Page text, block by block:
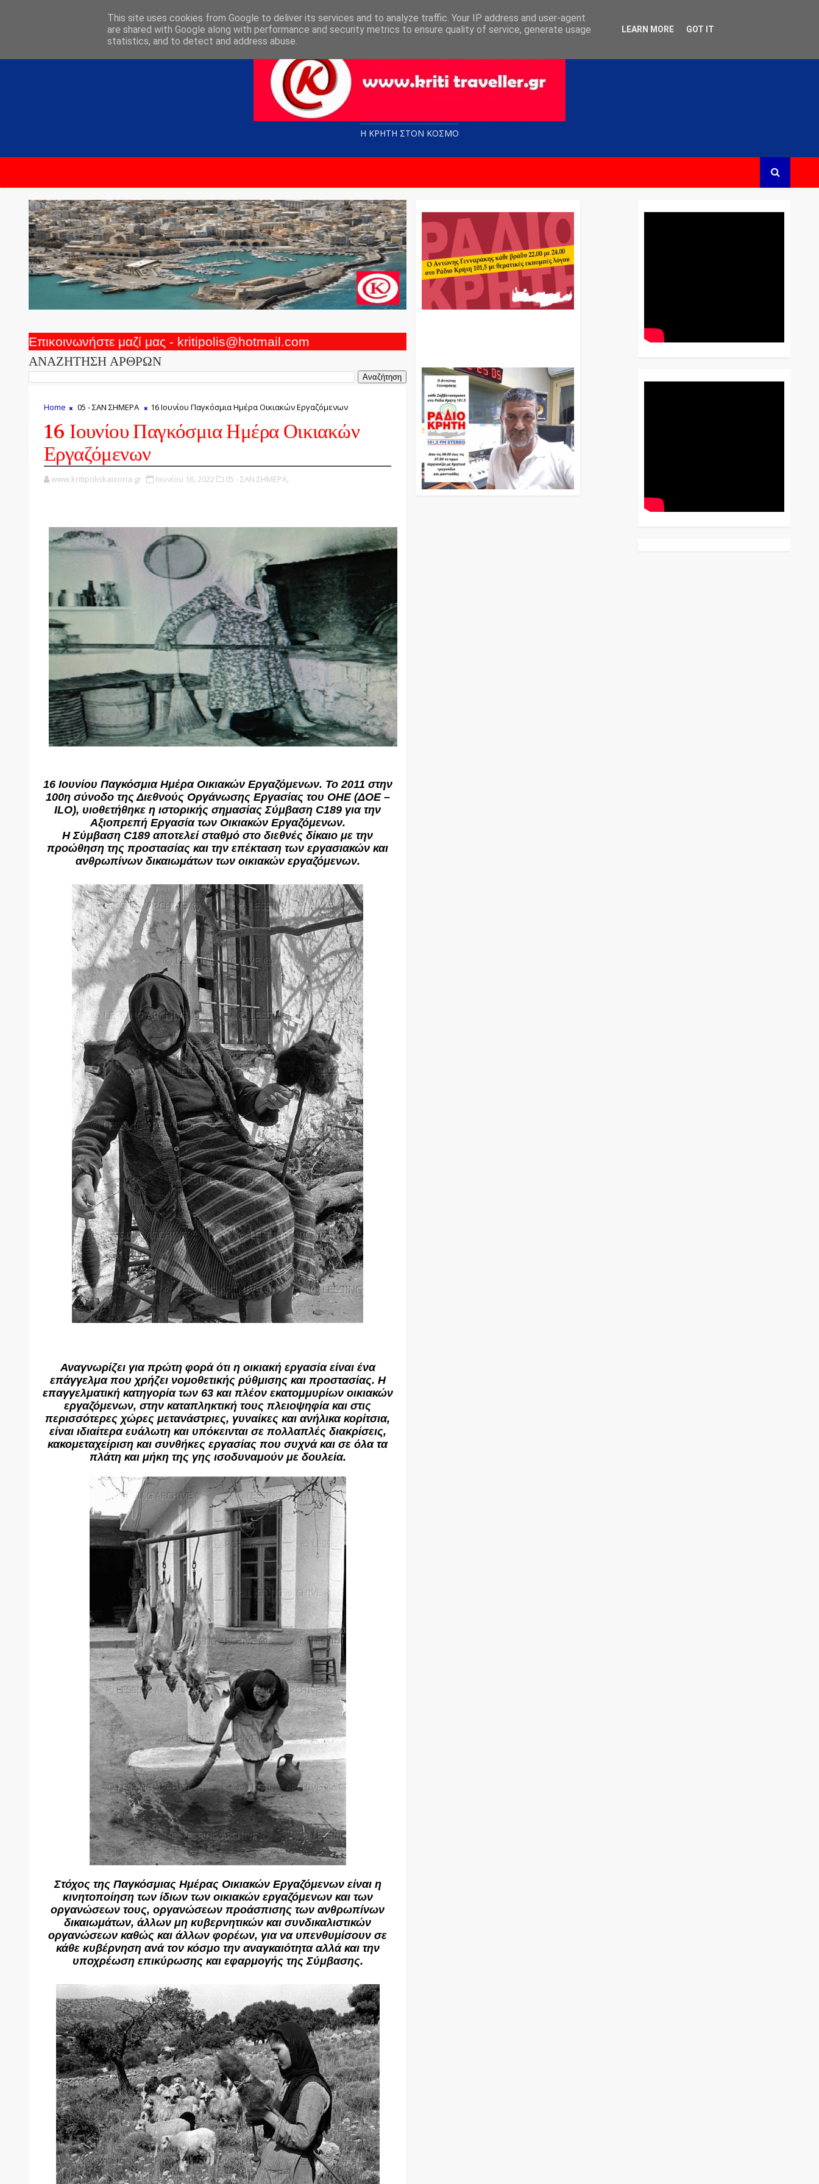
Η ΚΡΗΤΗ ΣΤΟN KOΣΜΟ
Επικοινωνήστε μαζί μας - kritipolis@hotmail.com
ΑΝΑΖΗΤΗΣΗ ΑΡΘΡΩΝ
Home 05 - ΣΑΝ ΣΗΜΕΡΑ 16 Ιουνίου Παγκόσμια Ημέρα Οικιακών Εργαζόμενων
16 Ιουνίου Παγκόσμια Ημέρα Οικιακών
Εργαζόμενων
www.kritipoliskaixoria.gr Ιουνίου 16, 2022 05 - ΣΑΝ ΣΗΜΕΡΑ,
16 Ιουνίου Παγκόσμια Ημέρα Οικιακών Εργαζόμενων. Το 2011 στην
100η σύνοδο της Διεθνούς Οργάνωσης Εργασίας του ΟΗΕ (ΔΟΕ –
ILO), υιοθετήθηκε η ιστορικής σημασίας Σύμβαση C189 για την
Αξιοπρεπή Εργασία των Οικιακών Εργαζόμενων.
Η Σύμβαση C189 αποτελεί σταθμό στο διεθνές δίκαιο με την
προώθηση της προστασίας και την επέκταση των εργασιακών και
ανθρωπίνων δικαιωμάτων των οικιακών εργαζόμενων.
Αναγνωρίζει για πρώτη φορά ότι η οικιακή εργασία είναι ένα
επάγγελμα που χρήζει νομοθετικής ρύθμισης και προστασίας. Η
επαγγελματική κατηγορία των 63 και πλέον εκατομμυρίων οικιακών
εργαζόμενων, στην καταπληκτική τους πλειοψηφία και στις
περισσότερες χώρες μετανάστριες, γυναίκες και ανήλικα κορίτσια,
είναι ιδιαίτερα ευάλωτη και υπόκεινται σε πολλαπλές διακρίσεις,
κακομεταχείριση και συνθήκες εργασίας που συχνά και σε όλα τα
πλάτη και μήκη της γης ισοδυναμούν με δουλεία.
Στόχος της Παγκόσμιας Ημέρας Οικιακών Εργαζόμενων είναι η
κινητοποίηση των ίδιων των οικιακών εργαζόμενων και των
οργανώσεων τους, οργανώσεων προάσπισης των ανθρωπίνων
δικαιωμάτων, άλλων μη κυβερνητικών και συνδικαλιστικών
οργανώσεων καθώς και άλλων φορέων, για να υπενθυμίσουν σε
κάθε κυβέρνηση ανά τον κόσμο την αναγκαιότητα αλλά και την
υποχρέωση επικύρωσης και εφαρμογής της Σύμβασης.
This site uses cookies from Google to deliver its services and to analyze traffic. Your IP address and user-agent
are shared with Google along with performance and security metrics to ensure quality of service, generate usage
statistics, and to detect and address abuse.
LEARN MORE GOT IT